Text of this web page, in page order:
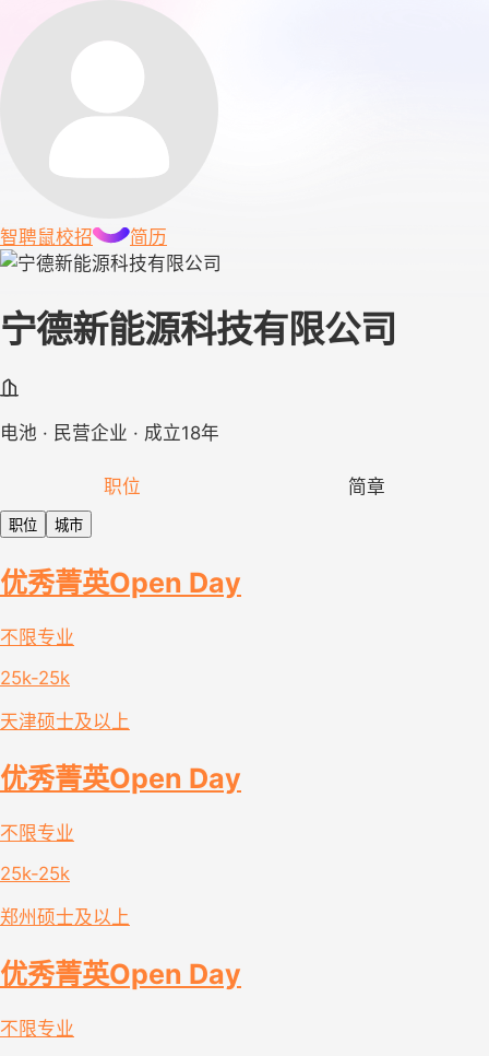
智聘鼠校招 简历
宁德新能源科技有限公司
电池 · 民营企业 · 成立18年
职位 简章
职位 城市
优秀菁英Open Day
不限专业
25k-25k
天津硕士及以上
优秀菁英Open Day
不限专业
25k-25k
郑州 硕士及以上
优秀菁英Open Day
不限专业